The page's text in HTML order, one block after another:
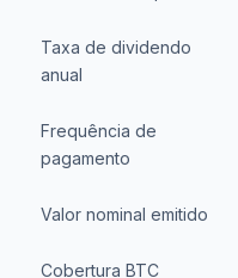
Taxa de dividendo
anual
Frequência de
pagamento
Valor nominal emitido
Cobertura BTC